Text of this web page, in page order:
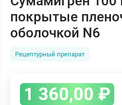
покрытые
оболочкой N6
Рецептурный препарат
1 360,00 ₽